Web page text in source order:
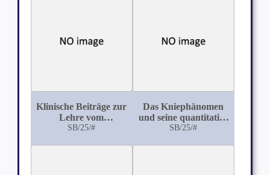
Leukaemie und
Pseudoleukaemie im
Klinische Beiträge zur
Lehre vom
hämorrhagischen
SB/25/#
Das Kniephänomen
und seine quantitative
Bestimmung
SB/25/#